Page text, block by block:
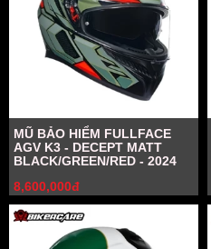
MŨ BẢO HIỂM FULLFACE
AGV K3 - DECEPT MATT
BLACK/GREEN/RED - 2024
8,600,000đ